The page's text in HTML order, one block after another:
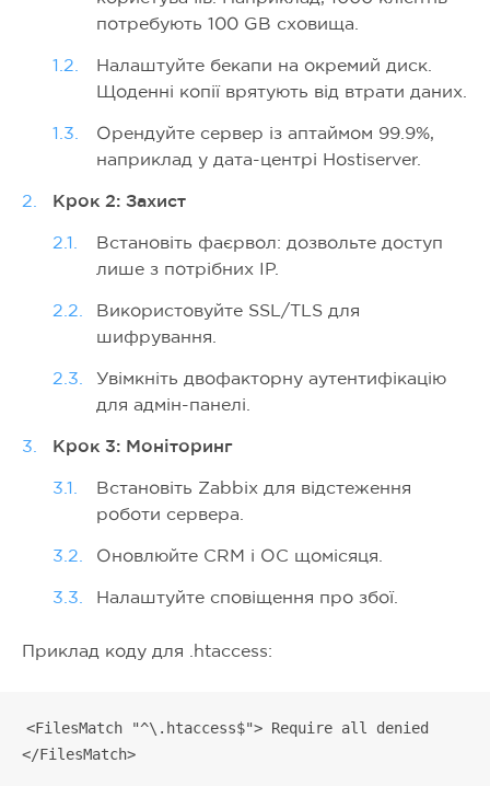
потребують 100 GB сховища.
Налаштуйте бекапи на окремий диск.
Щоденні копії врятують від втрати даних.
Орендуйте сервер із аптаймом 99.9%,
наприклад у дата-центрі Hostiserver.
Крок 2: Захист
Встановіть фаєрвол: дозвольте доступ
лише з потрібних IP.
Використовуйте SSL/TLS для
шифрування.
Увімкніть двофакторну аутентифікацію
для адмін-панелі.
Крок 3: Моніторинг
Встановіть Zabbix для відстеження
роботи сервера.
Оновлюйте CRM і ОС щомісяця.
Налаштуйте сповіщення про збої.
Приклад коду для .htaccess:
<FilesMatch "^\.htaccess$"> Require all denied
</FilesMatch>